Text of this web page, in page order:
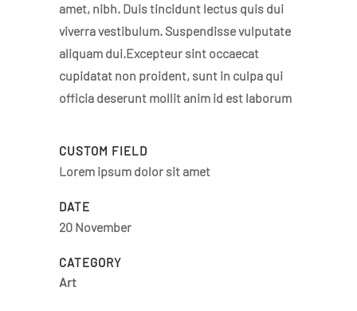
amet, nibh. Duis tincidunt lectus quis dui
viverra vestibulum. Suspendisse vulputate
aliquam dui.Excepteur sint occaecat
cupidatat non proident, sunt in culpa qui
officia deserunt mollit anim id est laborum
CUSTOM FIELD
Lorem ipsum dolor sit amet
DATE
20 November
CATEGORY
Art